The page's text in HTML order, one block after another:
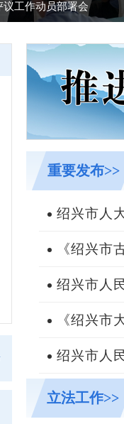
工作动员部署会
重要发布>>
绍兴市人
《绍兴市
绍兴市人
《绍兴市
绍兴市人
立法工作>>